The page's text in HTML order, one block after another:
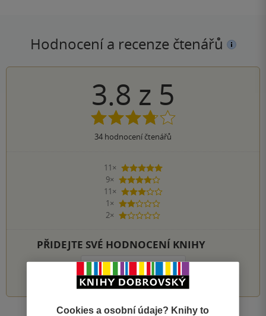
Hodnocení a recenze čtenářů
3.8 z 5
34 hodnocení čtenářů
11×
5 hvězdiček
9×
4 hvězdičky
11×
3 hvězdičky
1×
2 hvězdičky
2×
1 hvezdička
PŘIDEJTE SVÉ HODNOCENÍ KNIHY
Cookies a osobní údaje? Knihy to